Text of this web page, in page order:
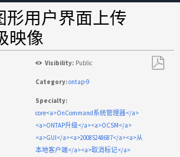
形用户界面上传
映像
Visibility: Public
Category:ontap-9
Specialty:
core<a>OnCommand系统管理器</a>
<a>ONTAP升级</a><a>OCSM</a>
<a>GUI</a><a>20085248687</a><a>从
本地客户端</a><a>取消标记</a>